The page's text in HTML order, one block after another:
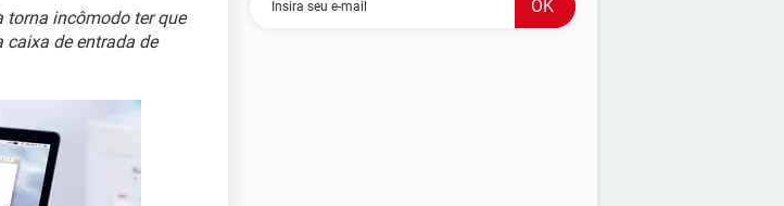
torna incômodo ter que
caixa de entrada de